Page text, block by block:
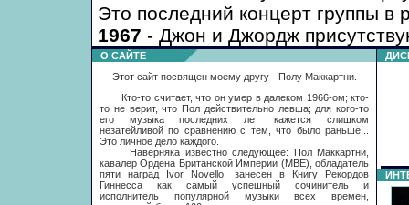
О САЙТЕ
Этот сайт посвящен моему другу - Полу Маккартни.
Кто-то считает, что он умер в далеком 1966-ом; кто-
то не верит, что Пол действительно левша; для кого-то
его музыка последних лет кажется слишком
незатейливой по сравнению с тем, что было раньше...
Это личное дело каждого.
Наверняка известно следующее: Пол Маккартни,
кавалер Ордена Британской Империи (MBE), обладатель
пяти наград Ivor Novello, занесен в Книгу Рекордов
Гиннесса как самый успешный сочинитель и
исполнитель популярной музыки всех времен,